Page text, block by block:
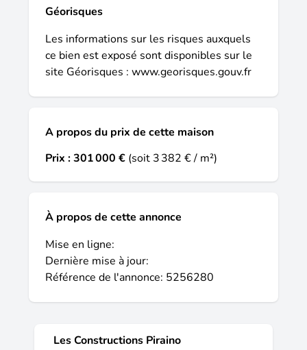
Géorisques
Les informations sur les risques auxquels
ce bien est exposé sont disponibles sur le
site Géorisques : www.georisques.gouv.fr
A propos du prix de cette maison
Prix :301 000 € (soit 3 382 € / m²)
À propos de cette annonce
Mise en ligne:
Dernière mise à jour:
Référence de l'annonce: 5256280
Les Constructions Piraino